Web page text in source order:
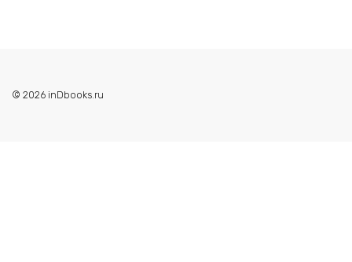
© 2026 inDbooks.ru